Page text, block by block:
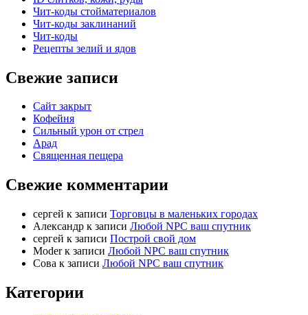
Чит-коды стойматериалов
Чит-коды заклинаний
Чит-коды
Рецепты зелий и ядов
Свежие записи
Сайт закрыт
Кофейня
Cильный урон от стрел
Арад
Священная пещера
Свежие комментарии
cергей к записи Торговцы в маленьких городах
Александр к записи Любой NPC ваш спутник
cергей к записи Построй свой дом
Moderк записи Любой NPC ваш спутник
Сова к записи Любой NPC ваш спутник
Категории